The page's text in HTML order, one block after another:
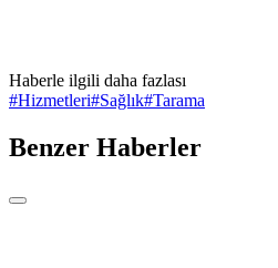
Haberle ilgili daha fazlası
#Hizmetleri#Sağlık#Tarama
Benzer Haberler